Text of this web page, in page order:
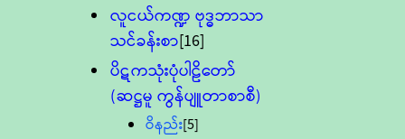
လူငယ်ကဏ္ဍ ဗုဒ္ဓဘာသာ
သင်ခန်းစာ[16]
ပိဋကသုံးပုံပါဠိတော်
(ဆဋ္ဌမူ ကွန်ပျူတာစာစီ)
ဝိနည်း[5]